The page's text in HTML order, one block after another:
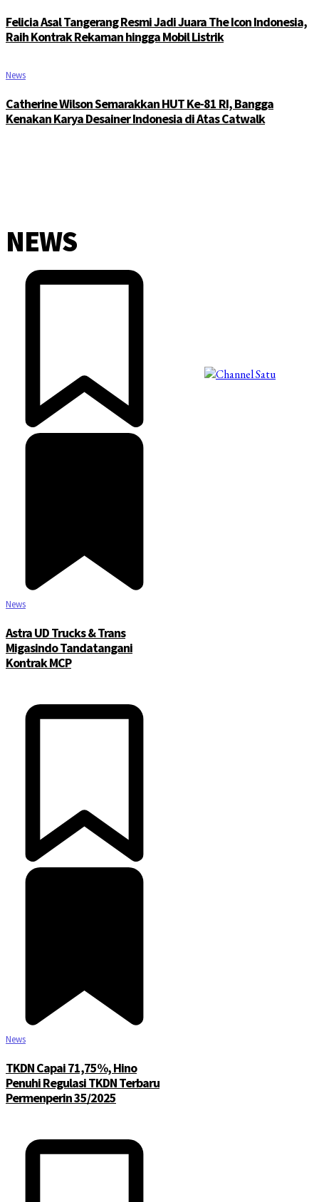
Felicia Asal Tangerang Resmi Jadi Juara The Icon Indonesia,
Raih Kontrak Rekaman hingga Mobil Listrik
News
Catherine Wilson Semarakkan HUT Ke-81 RI, Bangga
Kenakan Karya Desainer Indonesia di Atas Catwalk
NEWS
News
Astra UD Trucks & Trans
Migasindo Tandatangani
Kontrak MCP
News
TKDN Capai 71,75%, Hino
Penuhi Regulasi TKDN Terbaru
Permenperin 35/2025